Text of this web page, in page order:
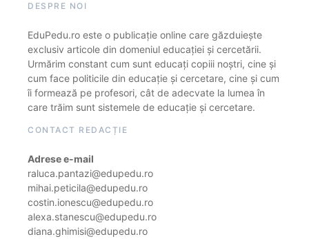
DESPRE NOI
EduPedu.ro este o publicație online care găzduiește
exclusiv articole din domeniul educației și cercetării.
Urmărim constant cum sunt educați copiii noștri, cine și
cum face politicile din educație și cercetare, cine și cum
îi formează pe profesori, cât de adecvate la lumea în
care trăim sunt sistemele de educație și cercetare.
CONTACT REDACȚIE
Adrese e-mail
raluca.pantazi@edupedu.ro
mihai.peticila@edupedu.ro
costin.ionescu@edupedu.ro
alexa.stanescu@edupedu.ro
diana.ghimisi@edupedu.ro